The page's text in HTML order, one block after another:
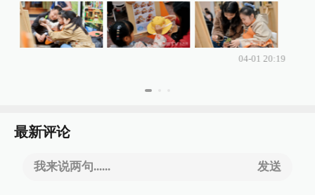
04-01 20:19
最新评论
我来说两句...... 发送